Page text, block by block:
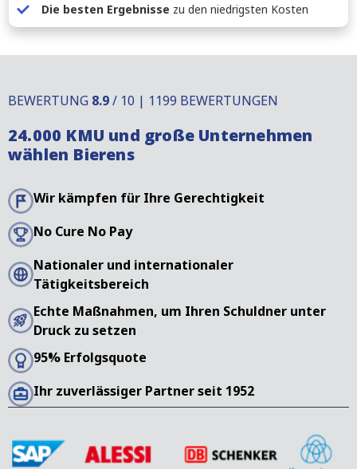
Die besten Ergebnisse zu den niedrigsten Kosten
BEWERTUNG 8.9/ 10 | 1199 BEWERTUNGEN
24.000 KMU und große Unternehmen
wählen Bierens
Wir kämpfen für Ihre Gerechtigkeit
No Cure No Pay
Nationaler und internationaler
Tätigkeitsbereich
Echte Maßnahmen, um Ihren Schuldner unter
Druck zu setzen
95% Erfolgsquote
Ihr zuverlässiger Partner seit 1952